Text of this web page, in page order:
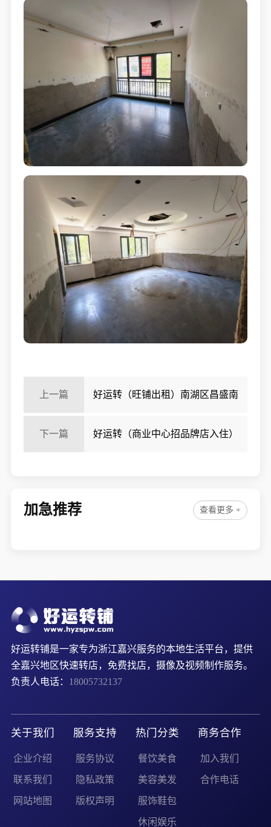
上一篇 好运转（旺铺出租）南湖区昌盛南
路、学校美食街旺铺出租
下一篇 好运转（商业中心招品牌店入住）
加急推荐 查看更多 +
好运转铺是一家专为浙江嘉兴服务的本地生活平台，提供
全嘉兴地区快速转店，免费找店，摄像及视频制作服务。
负责人电话： 18005732137
关于我们
企业介绍
联系我们
网站地图
服务支持
服务协议
隐私政策
版权声明
热门分类
餐饮美食
美容美发
服饰鞋包
休闲娱乐
商务合作
加入我们
合作电话